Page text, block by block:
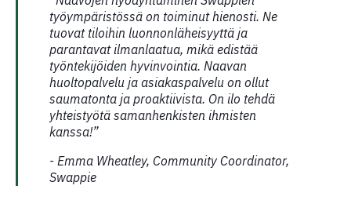
työympäristössä on toiminut hienosti. Ne
tuovat tiloihin luonnonläheisyyttä ja
parantavat ilmanlaatua, mikä edistää
työntekijöiden hyvinvointia. Naavan
huoltopalvelu ja asiakaspalvelu on ollut
saumatonta ja proaktiivista. On ilo tehdä
yhteistyötä samanhenkisten ihmisten
kanssa!”
- Emma Wheatley, Community Coordinator,
Swappie